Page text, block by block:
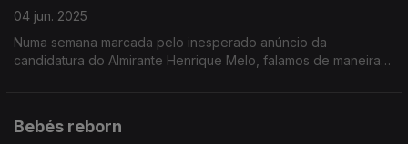
04 jun. 2025
Numa semana marcada pelo inesperado anúncio da
candidatura do Almirante Henrique Melo, falamos de maneiras
Bebés reborn